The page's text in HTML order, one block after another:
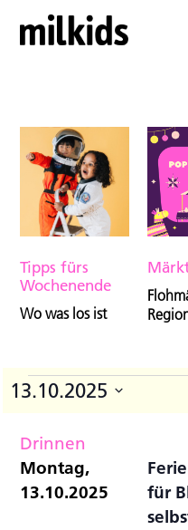
Tipps fürs
Wochenende
Wo was los ist
für
Montag,
13.10.2025
13.10.2025
wählen.
Drinnen
Montag,
13.10.2025
für